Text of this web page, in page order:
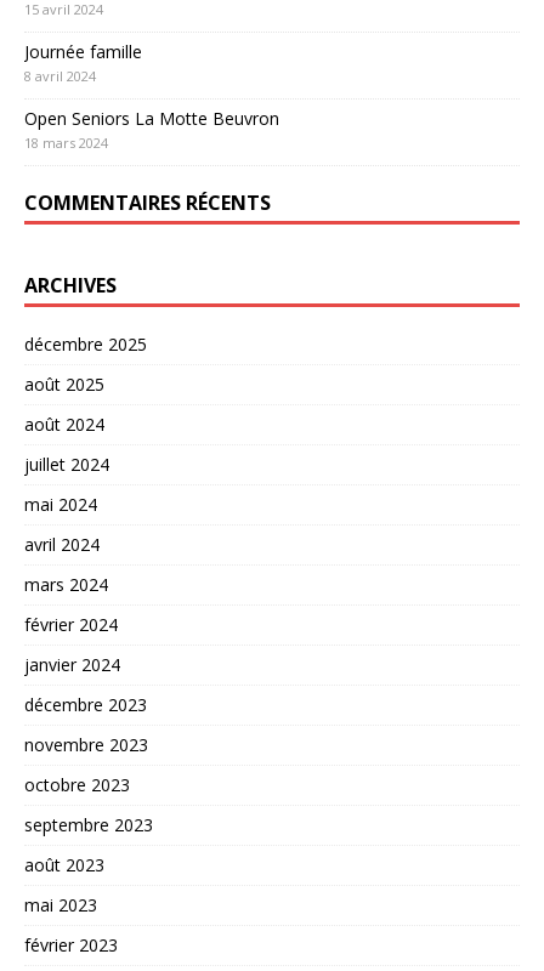
15 avril 2024
Journée famille
8 avril 2024
Open Seniors La Motte Beuvron
18 mars 2024
COMMENTAIRES RÉCENTS
ARCHIVES
décembre 2025
août 2025
août 2024
juillet 2024
mai 2024
avril 2024
mars 2024
février 2024
janvier 2024
décembre 2023
novembre 2023
octobre 2023
septembre 2023
août 2023
mai 2023
février 2023